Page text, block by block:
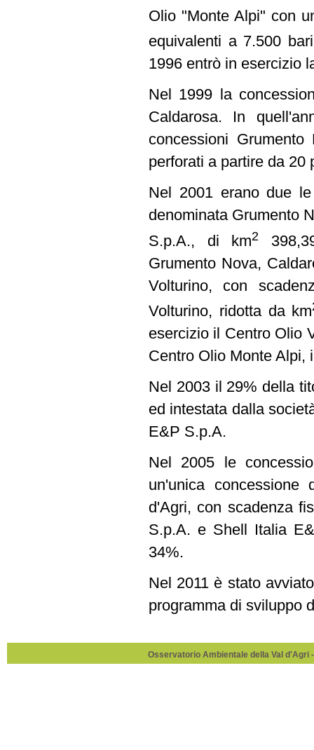
Olio "Monte Alpi" con
equivalenti a 7.500
1996 entrò in esercizio
Nel 1999 la
Caldarosa. In
concessioni
perforati a partire da 20
Nel 2001 erano due
denominata Grumento
S.p.A., di km2
Grumento Nova,
Volturino, con
Volturino, ridotta da km
esercizio il Centro Olio
Centro Olio Monte Alpi,
Nel 2003 il 29% della
ed intestata dalla
E&P S.p.A.
Nel 2005 le
un'unica concessione
d'Agri, con scadenza
S.p.A. e Shell Italia
34%.
Nel 2011 è stato
programma di sviluppo
Osservatorio Ambientale della Val d'Agri